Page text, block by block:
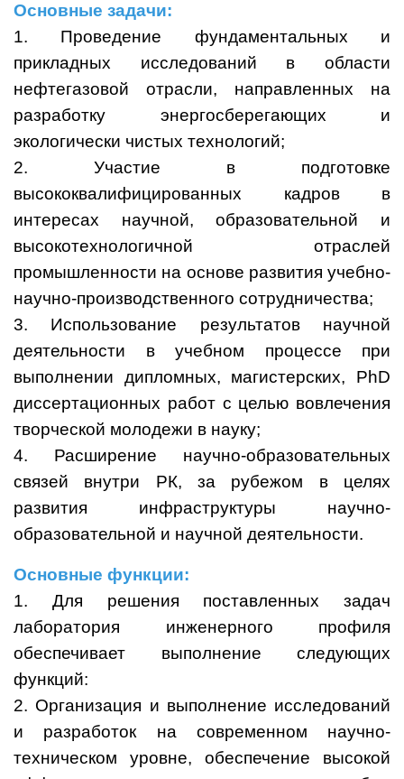
Основные задачи:
1. Проведение фундаментальных и
прикладных исследований в области
нефтегазовой отрасли, направленных на
разработку энергосберегающих и
экологически чистых технологий;
2. Участие в подготовке
высококвалифицированных кадров в
интересах научной, образовательной и
высокотехнологичной отраслей
промышленности на основе развития учебно-
научно-производственного сотрудничества;
3. Использование результатов научной
деятельности в учебном процессе при
выполнении дипломных, магистерских, PhD
диссертационных работ с целью вовлечения
творческой молодежи в науку;
4. Расширение научно-образовательных
связей внутри РК, за рубежом в целях
развития инфраструктуры научно-
образовательной и научной деятельности.
Основные функции:
1. Для решения поставленных задач
лаборатория инженерного профиля
обеспечивает выполнение следующих
функций:
2. Организация и выполнение исследований
и разработок на современном научно-
техническом уровне, обеспечение высокой